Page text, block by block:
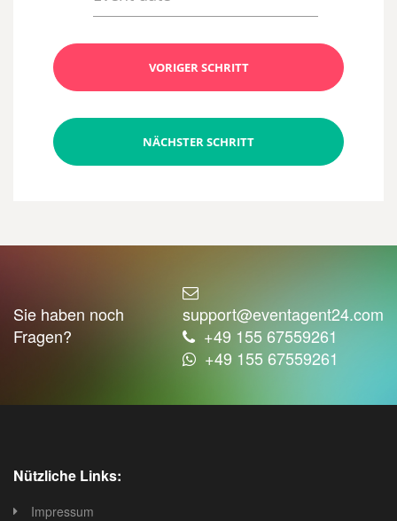
VORIGER SCHRITT
NÄCHSTER SCHRITT
Sie haben noch
Fragen?
support@eventagent24.com
+49 155 67559261
+49 155 67559261
Nützliche Links:
Impressum